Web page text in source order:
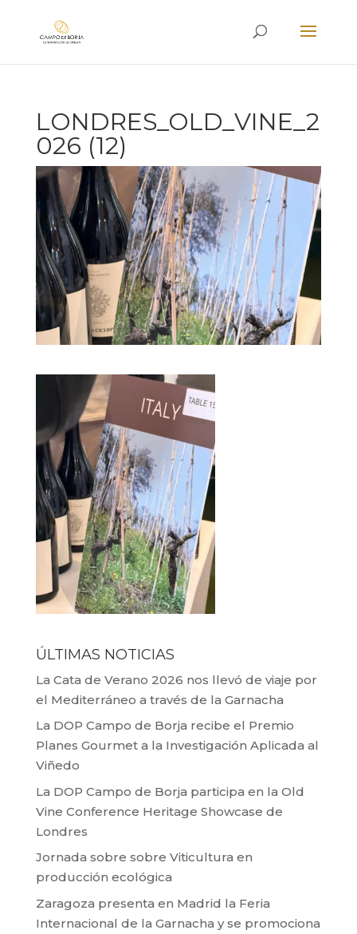
LONDRES_OLD_VINE_2
026 (12)
ÚLTIMAS NOTICIAS
La Cata de Verano 2026 nos llevó de viaje por
el Mediterráneo a través de la Garnacha
La DOP Campo de Borja recibe el Premio
Planes Gourmet a la Investigación Aplicada al
Viñedo
La DOP Campo de Borja participa en la Old
Vine Conference Heritage Showcase de
Londres
Jornada sobre sobre Viticultura en
producción ecológica
Zaragoza presenta en Madrid la Feria
Internacional de la Garnacha y se promociona